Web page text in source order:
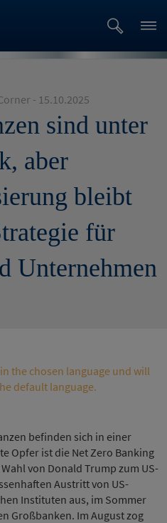
- 15.10.2025
sind unter
aber
bleibt
für
Unternehmen
the chosen language und will
default language.
befinden sich in einer
Opfer ist die Net Zero Banking
von Donald Trump zum US-
Austritt von US-
Instituten aus, im Sommer
Großbanken. Im August zog